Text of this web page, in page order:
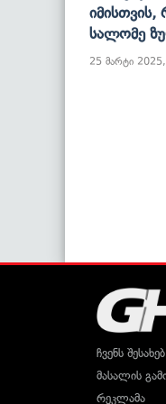
Იმისთვის,
Სალომე
25 მარტი
ჩვენს შესახებ
მასალის
რეკლამა